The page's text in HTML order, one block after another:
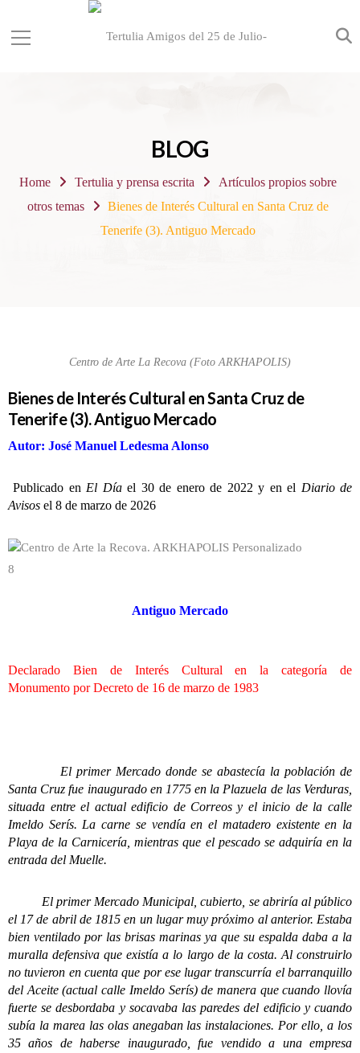
BLOG
Home Tertulia y prensa escrita
Artículos propios sobre
otros temas
Bienes de Interés Cultural en Santa Cruz de
Tenerife (3). Antiguo Mercado
Centro de Arte La Recova (Foto ARKHAPOLIS)
Bienes de Interés Cultural en Santa Cruz de
Tenerife (3). Antiguo Mercado
Autor: José Manuel Ledesma Alonso
Publicado en El Díael 30 de enero de 2022 y en el Diario de
Avisos el 8 de marzo de 2026
8
Antiguo Mercado
Declarado Bien de Interés Cultural en la categoría de
Monumento por Decreto de 16 de marzo de 1983
El primer Mercado donde se abastecía la población de
Santa Cruz fue inaugurado en 1775 en la Plazuela de las Verduras,
situada entre el actual edificio de Correos y el inicio de la calle
Imeldo Serís. La carne se vendía en el matadero existente en la
Playa de la Carnicería, mientras que el pescado se adquiría en la
entrada del Muelle.
El primer Mercado Municipal, cubierto, se abriría al público
el 17 de abril de 1815 en un lugar muy próximo al anterior. Estaba
bien ventilado por las brisas marinas ya que su espalda daba a la
muralla defensiva que existía a lo largo de la costa. Al construirlo
no tuvieron en cuenta que por ese lugar transcurría el barranquillo
del Aceite (actual calle Imeldo Serís) de manera que cuando llovía
fuerte se desbordaba y socavaba las paredes del edificio y cuando
subía la marea las olas anegaban las instalaciones. Por ello, a los
35 años de haberse inaugurado, fue vendido a una empresa